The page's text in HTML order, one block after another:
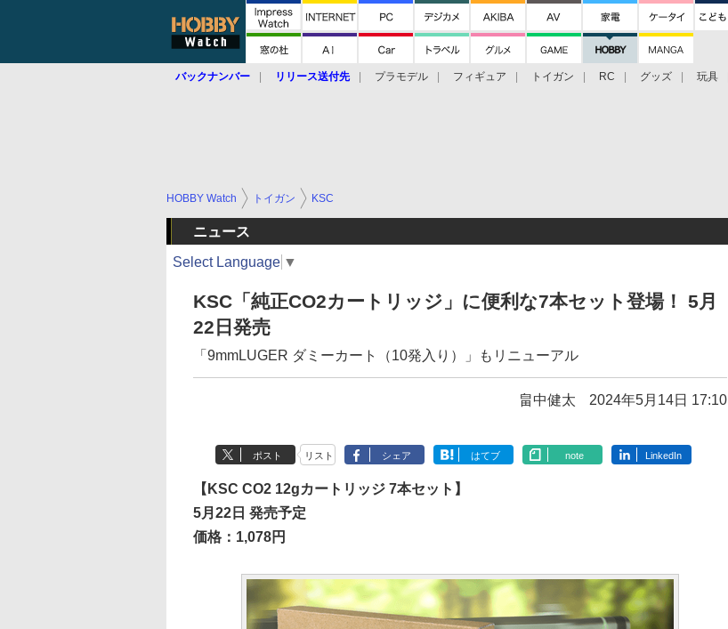
バックナンバー リリース送付先 プラモデル フィギュア トイガン RC グッズ 玩具
HOBBY Watch トイガン KSC
ニュース
Select Language ▼
KSC「純正CO2カートリッジ」に便利な7本セット登場！ 5月
22日発売
「9mmLUGER ダミーカート（10発入り）」もリニューアル
畠中健太 2024年5月14日 17:10
ポスト リスト シェア はてブ note LinkedIn
【KSC CO2 12gカートリッジ 7本セット】
5月22日 発売予定
価格：1,078円